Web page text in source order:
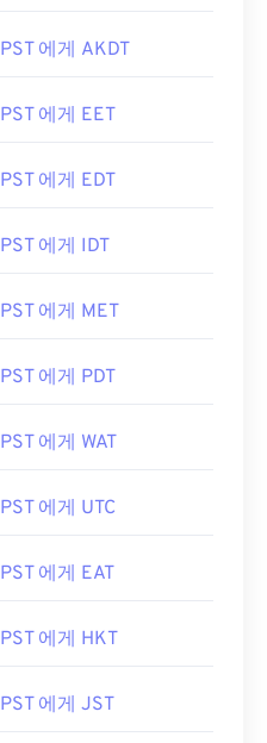
PST 에게 AKDT
PST 에게 EET
PST 에게 EDT
PST 에게 IDT
PST 에게 MET
PST 에게 PDT
PST 에게 WAT
PST 에게 UTC
PST 에게 EAT
PST 에게 HKT
PST 에게 JST